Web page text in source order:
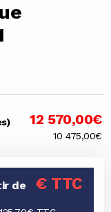
12 570,00€
10 475,00€
de € TTC